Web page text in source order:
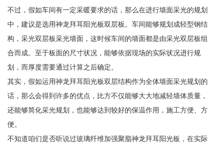
不过，假如车间有一定采暖要求的话，那么在进行墙面采光的规划
中，建议是选用神龙拜耳阳光板双层板。车间能够规划成轻型钢结
构，采光双层板采光墙面，这时候车间的墙面都是由采光双层板组
合而成。至于板面的尺寸状况，能够依据现场的实际状况进行规
划，而厚度需要通过计算之后确定。
其实，假如运用神龙拜耳阳光板双层结构作为全体墙面采光规划的
话，那么会得到许多的优点，比方不仅能够大大地减轻墙体质量，
还能够简化采光规划，也能够达到较好的保温作用，施工方便、方
便。
不知道咱们是否听说过玻璃纤维加强聚脂神龙拜耳阳光板，在实际